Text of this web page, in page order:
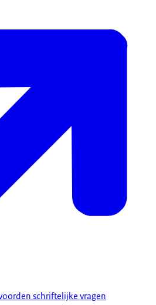
schriftelijke vragen